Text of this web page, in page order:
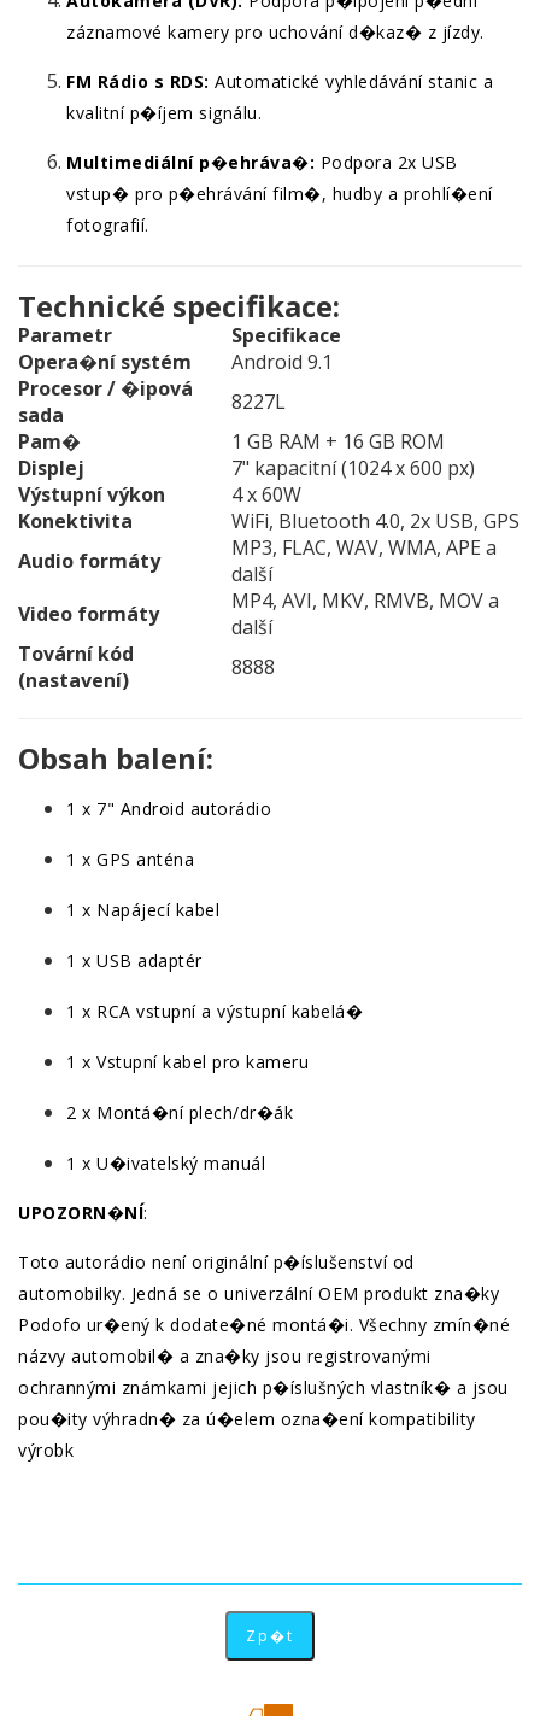
záznamové kamery pro uchování d�kaz� z jízdy.
FM Rádio s RDS: Automatické vyhledávání stanic a
kvalitní p�íjem signálu.
Multimediální p�ehráva�: Podpora 2x USB
vstup� pro p�ehrávání film�, hudby a prohlí�ení
fotografií.
Technické specifikace:
Parametr
Specifikace
Opera�ní systém
Android 9.1
Procesor / �ipová
sada
8227L
Pam�
1 GB RAM + 16 GB ROM
Displej
7" kapacitní (1024 x 600 px)
Výstupní výkon
4 x 60W
Konektivita
WiFi, Bluetooth 4.0, 2x USB, GPS
Audio formáty
MP3, FLAC, WAV, WMA, APE a
další
Video formáty
MP4, AVI, MKV, RMVB, MOV a
další
Tovární kód
(nastavení)
8888
Obsah balení:
1 x 7" Android autorádio
1 x GPS anténa
1 x Napájecí kabel
1 x USB adaptér
1 x RCA vstupní a výstupní kabelá�
1 x Vstupní kabel pro kameru
2 x Montá�ní plech/dr�ák
1 x U�ivatelský manuál
UPOZORN�NÍ:
Toto autorádio není originální p�íslušenství od
automobilky. Jedná se o univerzální OEM produkt zna�ky
Podofo ur�ený k dodate�né montá�i. Všechny zmín�né
názvy automobil� a zna�ky jsou registrovanými
ochrannými známkami jejich p�íslušných vlastník� a jsou
pou�ity výhradn� za ú�elem ozna�ení kompatibility
výrobk